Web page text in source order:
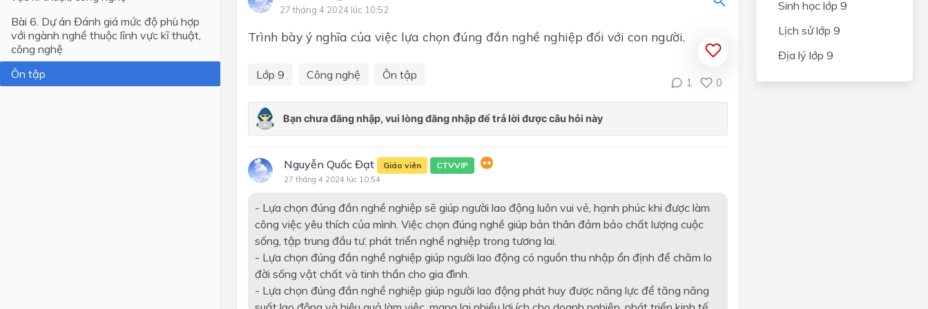
Lớp 4
CHĂM SÓC MỘT SỐ LOẠI CÂY
ĂN QUẢ PHỔ BIẾN
QUẢ
CHẾ BIẾN THỰC PHẨM
toàn trong chế biến thực phẩm
thực phẩm
Chủ đề 3. Ngành nghề liên quan
đến chế biến thực phẩm
ĐỊNH HƯỚNG NGHỀ NGHIỆP
LẮP ĐẶT MẠNG ĐIỆN TRONG
NHÀ
Bài 6. Dự án Đánh giá mức độ phù hợp
với ngành nghề thuộc lĩnh vực kĩ thuật,
công nghệ
Ôn tập
27 tháng 4 2024 lúc 10:52
Trình bày ý nghĩa của việc lựa chọn đúng đắn nghề nghiệp đối với con người.
Lớp 9 Công nghệ Ôn tập
1 0
Nguyễn Quốc Đạt Giáo viên CTVVIP
27 tháng 4 2024 lúc 10:54
- Lựa chọn đúng đắn nghề nghiệp sẽ giúp người lao động luôn vui vẻ, hạnh phúc khi được làm
công việc yêu thích của mình. Việc chọn đúng nghề giúp bản thân đảm bảo chất lượng cuộc
sống, tập trung đầu tư, phát triển nghề nghiệp trong tương lai.
- Lựa chọn đúng đắn nghề nghiệp giúp người lao động có nguồn thu nhập ổn định để chăm lo
đời sống vật chất và tinh thần cho gia đình.
- Lựa chọn đúng đắn nghề nghiệp giúp người lao động phát huy được năng lực để tăng năng
Sinh học lớp 9
Lịch sử lớp 9
Địa lý lớp 9